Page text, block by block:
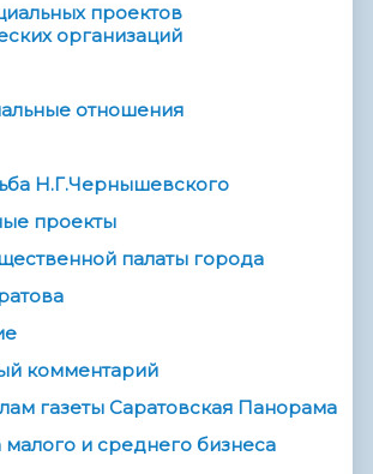
проектов
организаций
отношения
Н.Г.Чернышевского
проекты
палаты города
комментарий
газеты Саратовская Панорама
и среднего бизнеса